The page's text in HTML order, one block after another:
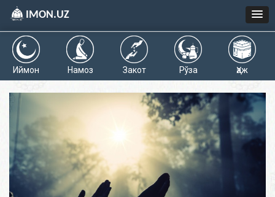
IMON.UZ
Иймон Намоз Закот Рўза Ҳаж